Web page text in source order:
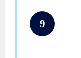
9